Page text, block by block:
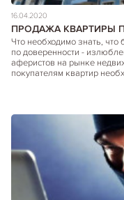
16.04.2020
ПРОДАЖА КВАРТИРЫ
Что необходимо знать,
по доверенности -
аферистов на рынке
покупателям квартир